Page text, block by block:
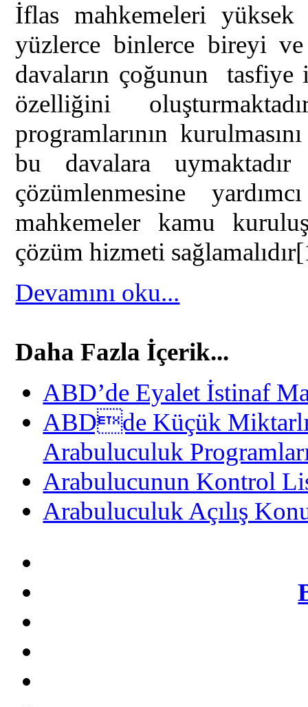
İflas mahkemeleri
yüzlerce binlerce bireyi
davaların çoğunun tasfiye
özelliğini
programlarının
bu davalara
çözümlenmesine
mahkemeler kamu
çözüm hizmeti sağlamalıdır
Devamını oku...
Daha Fazla İçerik...
ABD’de Eyalet İstinaf
ABDde Küçük Miktarlı
Arabuluculuk
Arabulucunun Kontrol
Arabuluculuk Açılış